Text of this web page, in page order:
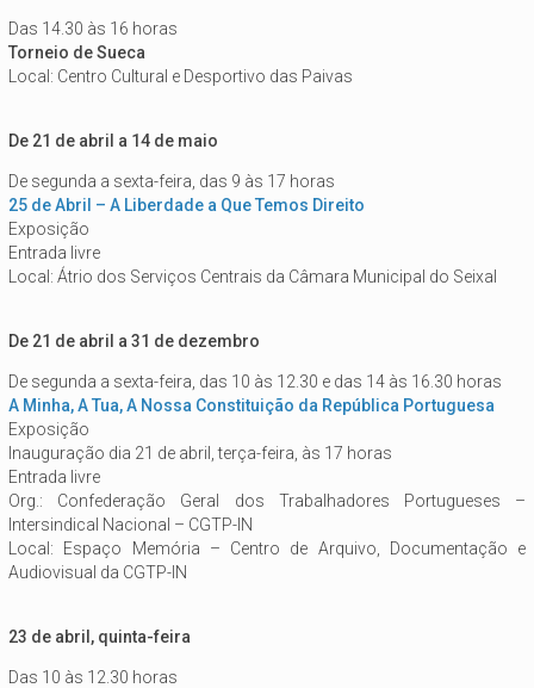
Das 14.30 às 16 horas
Torneio de Sueca
Local: Centro Cultural e Desportivo das Paivas
De 21 de abril a 14 de maio
De segunda a sexta-feira, das 9 às 17 horas
25 de Abril – A Liberdade a Que Temos Direito
Exposição
Entrada livre
Local: Átrio dos Serviços Centrais da Câmara Municipal do Seixal
De 21 de abril a 31 de dezembro
De segunda a sexta-feira, das 10 às 12.30 e das 14 às 16.30 horas
A Minha, A Tua, A Nossa Constituição da República Portuguesa
Exposição
Inauguração dia 21 de abril, terça-feira, às 17 horas
Entrada livre
Org.: Confederação Geral dos Trabalhadores Portugueses –
Intersindical Nacional – CGTP-IN
Local: Espaço Memória – Centro de Arquivo, Documentação e
Audiovisual da CGTP-IN
23 de abril, quinta-feira
Das 10 às 12.30 horas